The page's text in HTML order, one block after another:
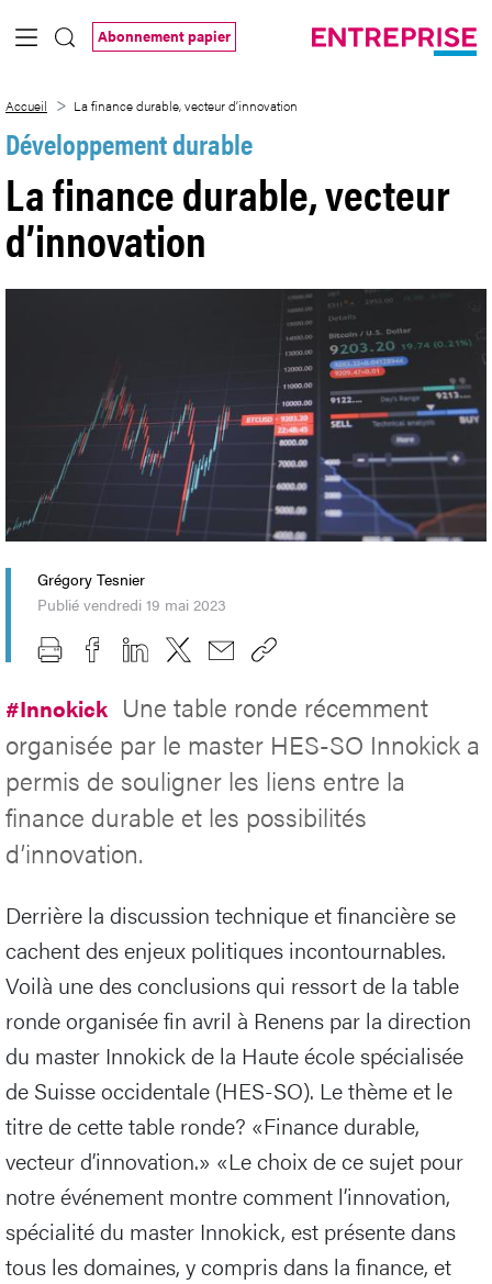
Saut au contenu principal
Abonnement papier
Accueil La finance durable, vecteur d’innovation
Développement durable
La finance durable, vecteur
d’innovation
Grégory Tesnier
Publié vendredi 19 mai 2023
#Innokick Une table ronde récemment
organisée par le master HES-SO Innokick a
permis de souligner les liens entre la
finance durable et les possibilités
d’innovation.
Derrière la discussion technique et financière se
cachent des enjeux politiques incontournables.
Voilà une des conclusions qui ressort de la table
ronde organisée fin avril à Renens par la direction
du master Innokick de la Haute école spécialisée
de Suisse occidentale (HES-SO). Le thème et le
titre de cette table ronde? «Finance durable,
vecteur d’innovation.» «Le choix de ce sujet pour
notre événement montre comment l’innovation,
spécialité du master Innokick, est présente dans
tous les domaines, y compris dans la finance, et